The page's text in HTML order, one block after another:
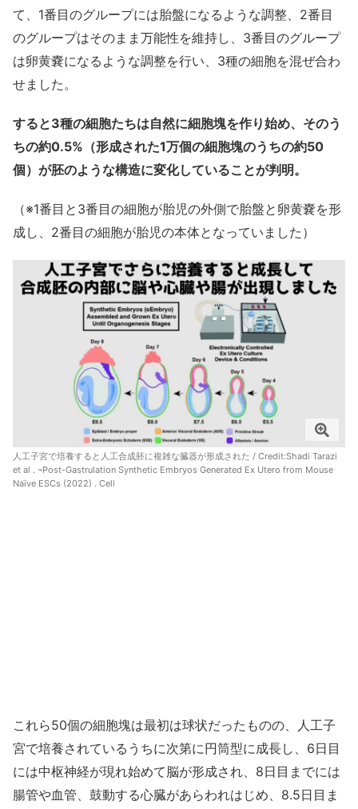
て、1番目のグループには胎盤になるような調整、2番目
のグループはそのまま万能性を維持し、3番目のグループ
は卵黄嚢になるような調整を行い、3種の細胞を混ぜ合わ
せました。
すると3種の細胞たちは自然に細胞塊を作り始め、そのう
ちの約0.5%（形成された1万個の細胞塊のうちの約50
個）が胚のような構造に変化していることが判明。
（※1番目と3番目の細胞が胎児の外側で胎盤と卵黄嚢を形
成し、2番目の細胞が胎児の本体となっていました）
人工子宮で培養すると人工合成胚に複雑な臓器が形成された / Credit:Shadi Tarazi
et al . ¬Post-Gastrulation Synthetic Embryos Generated Ex Utero from Mouse
Naïve ESCs (2022) . Cell
これら50個の細胞塊は最初は球状だったものの、人工子
宮で培養されているうちに次第に円筒型に成長し、6日目
には中枢神経が現れ始めて脳が形成され、8日目までには
腸管や血管、鼓動する心臓があらわれはじめ、8.5日目ま